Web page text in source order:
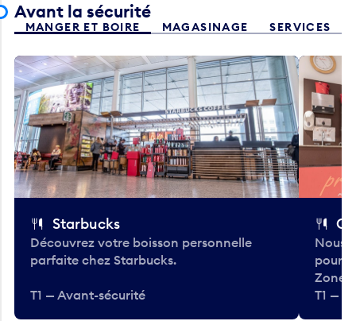
Avant la sécurité
MANGER ET BOIRE MAGASINAGE SERVICES
Starbucks
Découvrez votre boisson personnelle
parfaite chez Starbucks.
T1 — Avant-sécurité
Nous
pour
Zone.
T1 —